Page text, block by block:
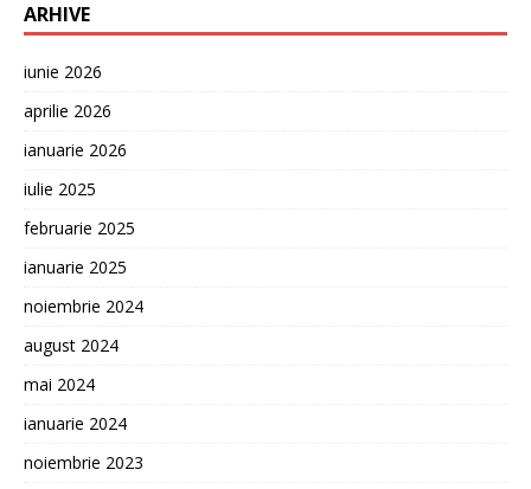
ARHIVE
iunie 2026
aprilie 2026
ianuarie 2026
iulie 2025
februarie 2025
ianuarie 2025
noiembrie 2024
august 2024
mai 2024
ianuarie 2024
noiembrie 2023